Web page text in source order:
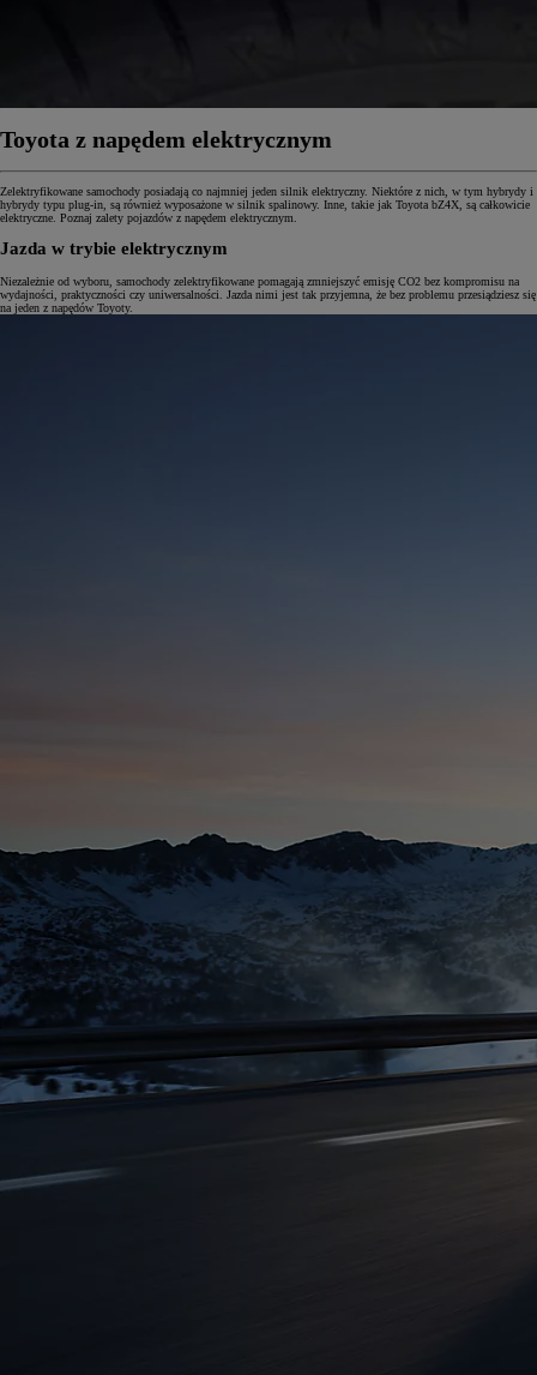
Toyota z napędem elektrycznym
Zelektryfikowane samochody posiadają co najmniej jeden silnik elektryczny. Niektóre z nich, w tym hybrydy i
hybrydy typu plug-in, są również wyposażone w silnik spalinowy. Inne, takie jak Toyota bZ4X, są całkowicie
elektryczne. Poznaj zalety pojazdów z napędem elektrycznym.
Jazda w trybie elektrycznym
Niezależnie od wyboru, samochody zelektryfikowane pomagają zmniejszyć emisję CO2 bez kompromisu na
wydajności, praktyczności czy uniwersalności. Jazda nimi jest tak przyjemna, że bez problemu przesiądziesz się
na jeden z napędów Toyoty.